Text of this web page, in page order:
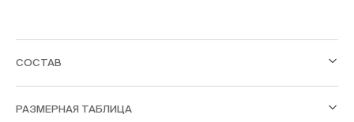
СОСТАВ
РАЗМЕРНАЯ ТАБЛИЦА